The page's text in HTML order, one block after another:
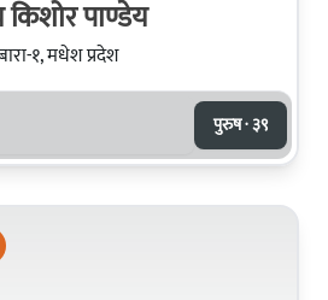
पाण्डेय
१, मधेश प्रदेश
पुरुष · ३९